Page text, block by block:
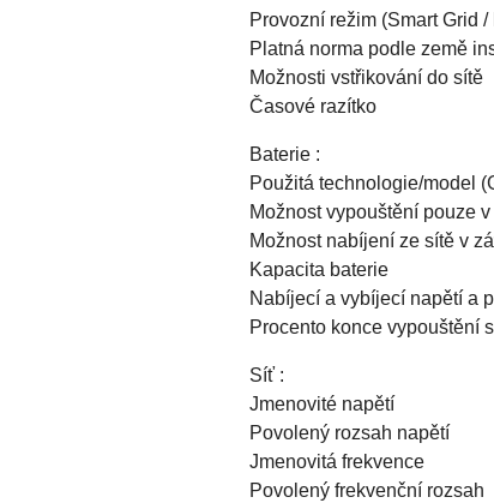
Provozní režim (Smart Grid
Platná norma podle země
Možnosti vstřikování do sítě
Časové razítko
Baterie :
Použitá technologie/model
Možnost vypouštění pouze v
Možnost nabíjení ze sítě v
Kapacita baterie
Nabíjecí a vybíjecí napětí a
Procento konce vypouštění
Síť :
Jmenovité napětí
Povolený rozsah napětí
Jmenovitá frekvence
Povolený frekvenční rozsah